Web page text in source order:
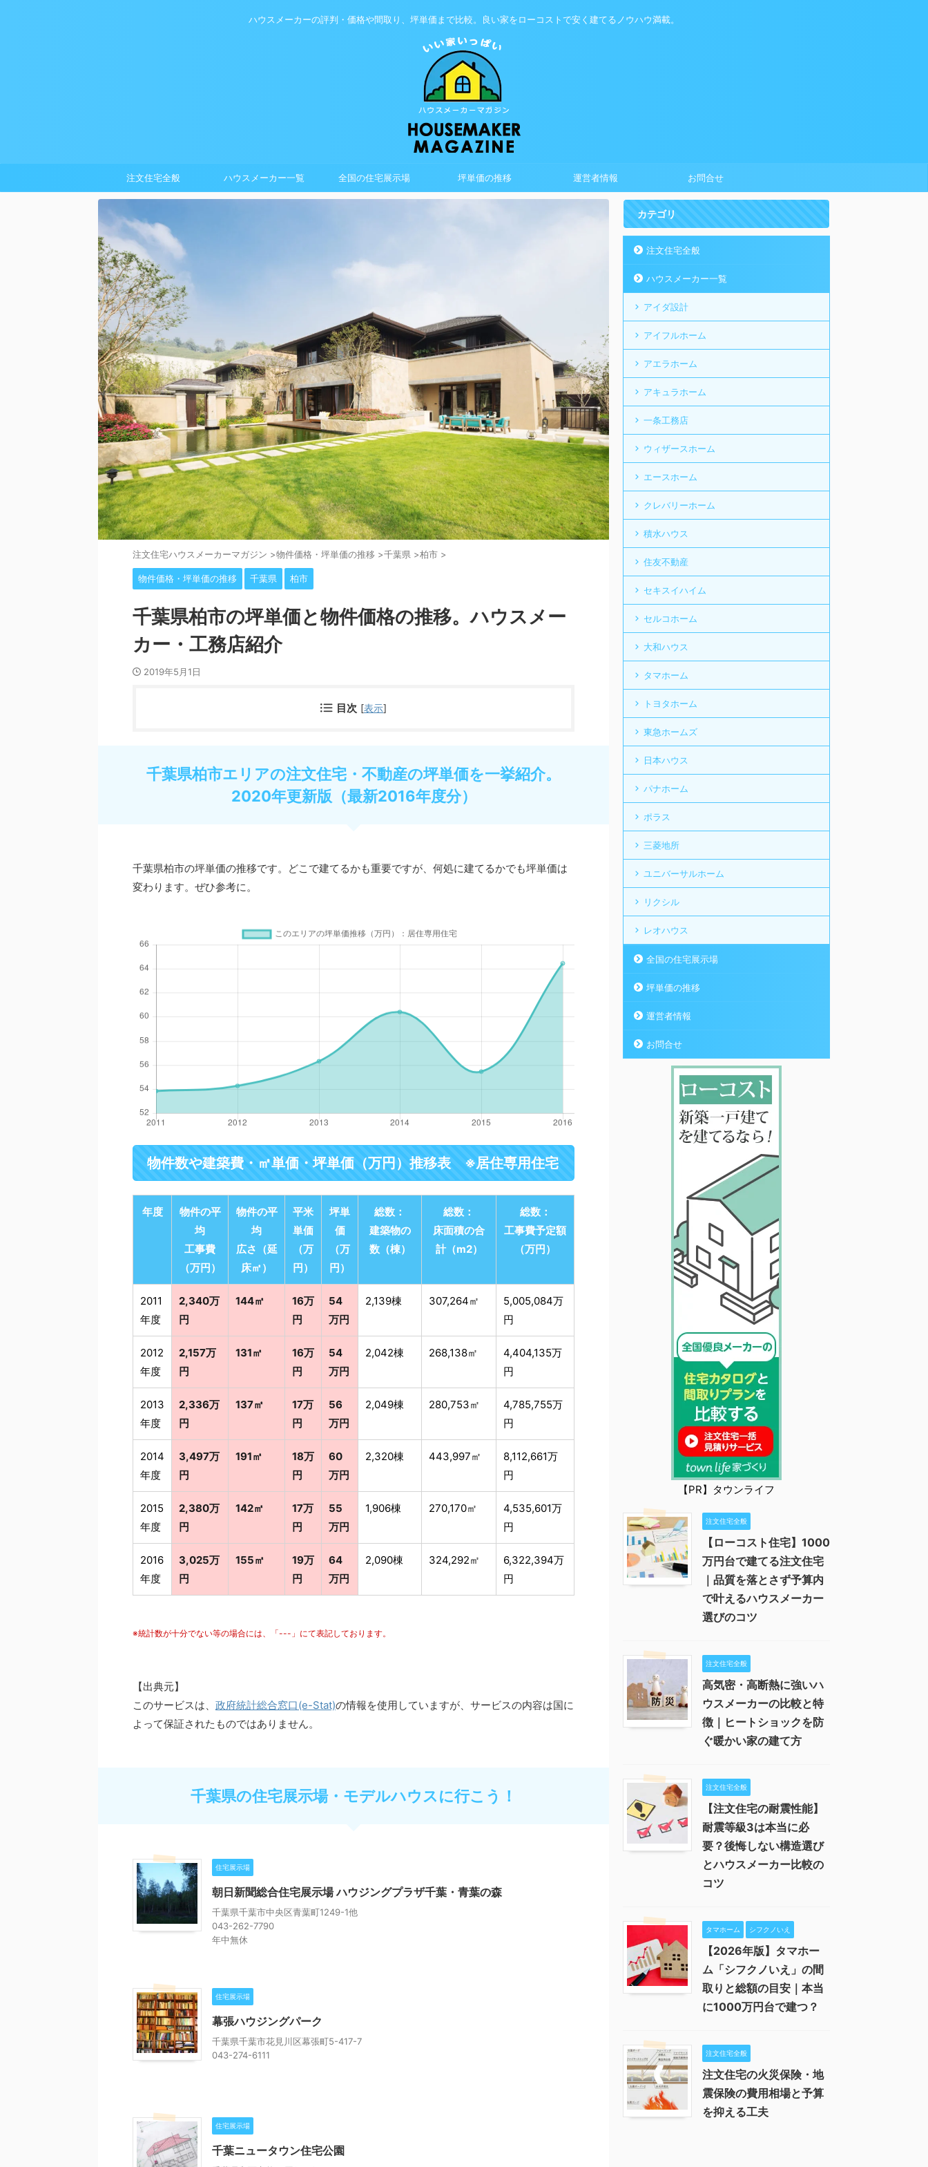
ハウスメーカーの評判・価格や間取り、坪単価まで比較。良い家をローコストで安く建てるノウハウ満載。
注文住宅全般 ハウスメーカー一覧 全国の住宅展示場 坪単価の推移 運営者情報 お問合せ
注⽂住宅ハウスメーカーマガジン >物件価格・坪単価の推移 >千葉県 >柏市 >
物件価格・坪単価の推移 千葉県 柏市
千葉県柏市の坪単価と物件価格の推移。ハウスメー
カー・工務店紹介
2019年5月1日
目次 [表示]
千葉県柏市エリアの注文住宅・不動産の坪単価を一挙紹介。
2020年更新版（最新2016年度分）
千葉県柏市の坪単価の推移です。どこで建てるかも重要ですが、何処に建てるかでも坪単価は
変わります。ぜひ参考に。
物件数や建築費・㎡単価・坪単価（万円）推移表 ※居住専用住宅
年度
物件の平
均
工事費
（万円）
物件の平
均
広さ（延
床㎡）
平米
単価
（万
円）
坪単
価
（万
円）
総数：
建築物の
数（棟）
総数：
床面積の合
計（m2）
総数：
工事費予定額
（万円）
2011
年度
2,340万
円
144㎡
16万
円
54
万円
2,139棟 307,264㎡
5,005,084万
円
2012
年度
2,157万
円
131㎡
16万
円
54
万円
2,042棟 268,138㎡
4,404,135万
円
2013
年度
2,336万
円
137㎡
17万
円
56
万円
2,049棟 280,753㎡
4,785,755万
円
2014
年度
3,497万
円
191㎡
18万
円
60
万円
2,320棟 443,997㎡
8,112,661万
円
2015
年度
2,380万
円
142㎡
17万
円
55
万円
1,906棟 270,170㎡
4,535,601万
円
2016
年度
3,025万
円
155㎡
19万
円
64
万円
2,090棟 324,292㎡
6,322,394万
円
※統計数が十分でない等の場合には、「---」にて表記しております。
【出典元】
このサービスは、 政府統計総合窓口(e-Stat)の情報を使用していますが、サービスの内容は国に
よって保証されたものではありません。
千葉県の住宅展示場・モデルハウスに行こう！
住宅展示場
朝日新聞総合住宅展示場 ハウジングプラザ千葉・青葉の森
千葉県千葉市中央区青葉町1249-1他
043-262-7790
年中無休
住宅展示場
幕張ハウジングパーク
千葉県千葉市花見川区幕張町5-417-7
043-274-6111
住宅展示場
千葉ニュータウン住宅公園
カテゴリ
注文住宅全般
ハウスメーカー一覧
アイダ設計
アイフルホーム
アエラホーム
アキュラホーム
一条工務店
ウィザースホーム
エースホーム
クレバリーホーム
積水ハウス
住友不動産
セキスイハイム
セルコホーム
大和ハウス
タマホーム
トヨタホーム
東急ホームズ
日本ハウス
パナホーム
ポラス
三菱地所
ユニバーサルホーム
リクシル
レオハウス
全国の住宅展示場
坪単価の推移
運営者情報
お問合せ
【PR】タウンライフ
注文住宅全般
【ローコスト住宅】1000
万円台で建てる注文住宅
｜品質を落とさず予算内
で叶えるハウスメーカー
選びのコツ
注文住宅全般
高気密・高断熱に強いハ
ウスメーカーの比較と特
徴｜ヒートショックを防
ぐ暖かい家の建て方
注文住宅全般
【注文住宅の耐震性能】
耐震等級3は本当に必
要？後悔しない構造選び
とハウスメーカー比較の
コツ
タマホーム シフクノいえ
【2026年版】タマホー
ム「シフクノいえ」の間
取りと総額の目安｜本当
に1000万円台で建つ？
注文住宅全般
注文住宅の火災保険・地
震保険の費用相場と予算
を抑える工夫